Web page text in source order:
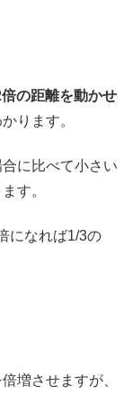
の距離を動かせ
ります。
に比べて小さい
す。
になれば1/3の
増させますが、